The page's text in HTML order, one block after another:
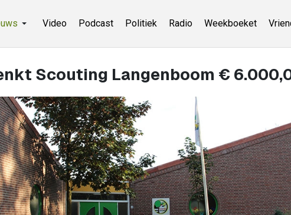
Video Podcast Politiek Radio Weekboeket
Scouting Langenboom €